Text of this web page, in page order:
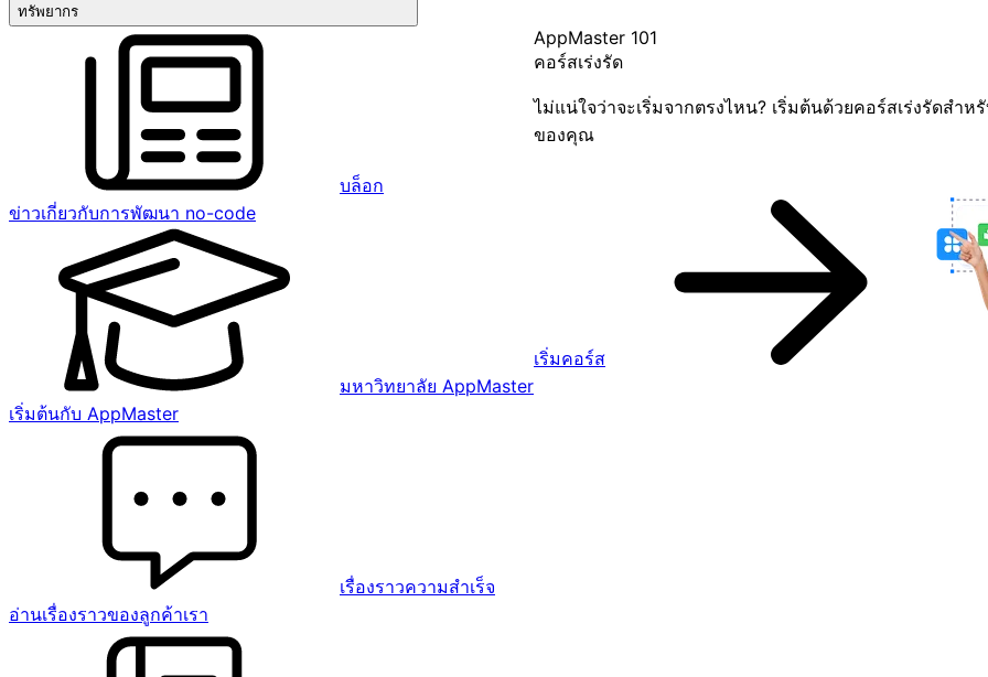
ทรัพยากร
บล็อก
ข่าวเกี่ยวกับการพัฒนา no-code
มหาวิทยาลัย AppMaster
เริ่มต้นกับ AppMaster
เรื่องราวความสำเร็จ
อ่านเรื่องราวของลูกค้าเรา
AppMaster 101
คอร์สเร่งรัด
ไม่แน่ใจว่าจะเริ่มจากตรงไหน? เริ่มต้นด้วยคอร์สเร่งรัดสำห
ของคุณ
เริ่มคอร์ส